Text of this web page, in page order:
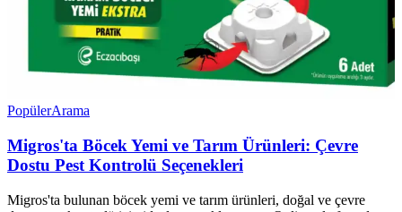
PopülerArama
Migros'ta Böcek Yemi ve Tarım Ürünleri: Çevre
Dostu Pest Kontrolü Seçenekleri
Migros'ta bulunan böcek yemi ve tarım ürünleri, doğal ve çevre